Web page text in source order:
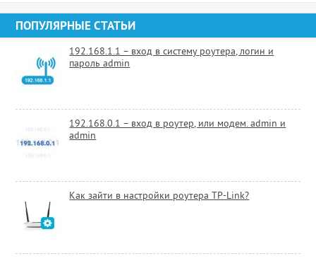
ПОПУЛЯРНЫЕ СТАТЬИ
192.168.1.1 – вход в систему роутера, логин и
пароль admin
192.168.0.1 – вход в роутер, или модем. admin и
admin
Как зайти в настройки роутера TP-Link?